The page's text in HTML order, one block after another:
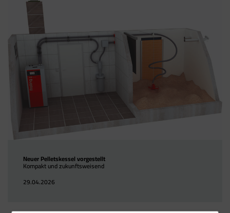
Neuer Pelletskessel vorgestellt
Kompakt und zukunftsweisend
29.04.2026